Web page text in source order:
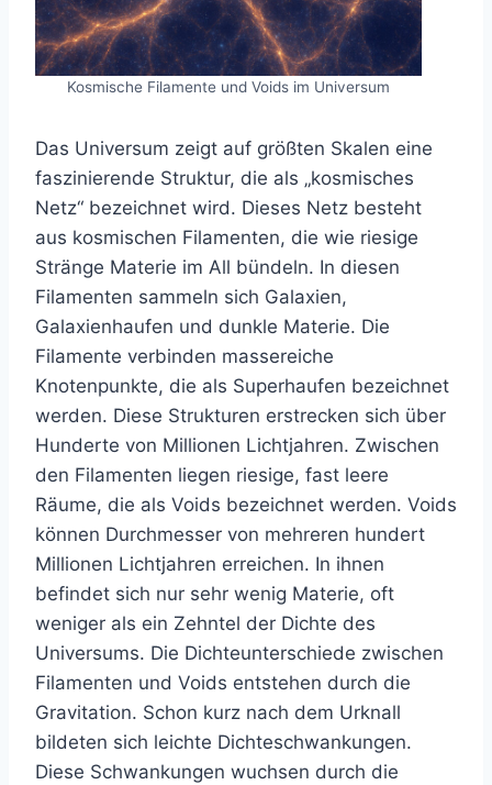
Kosmische Filamente und Voids im Universum
Das Universum zeigt auf größten Skalen eine
faszinierende Struktur, die als „kosmisches
Netz“ bezeichnet wird. Dieses Netz besteht
aus kosmischen Filamenten, die wie riesige
Stränge Materie im All bündeln. In diesen
Filamenten sammeln sich Galaxien,
Galaxienhaufen und dunkle Materie. Die
Filamente verbinden massereiche
Knotenpunkte, die als Superhaufen bezeichnet
werden. Diese Strukturen erstrecken sich über
Hunderte von Millionen Lichtjahren. Zwischen
den Filamenten liegen riesige, fast leere
Räume, die als Voids bezeichnet werden. Voids
können Durchmesser von mehreren hundert
Millionen Lichtjahren erreichen. In ihnen
befindet sich nur sehr wenig Materie, oft
weniger als ein Zehntel der Dichte des
Universums. Die Dichteunterschiede zwischen
Filamenten und Voids entstehen durch die
Gravitation. Schon kurz nach dem Urknall
bildeten sich leichte Dichteschwankungen.
Diese Schwankungen wuchsen durch die